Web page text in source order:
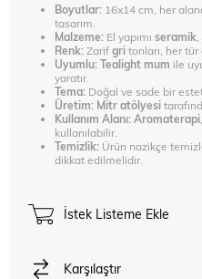
Boyutlar: 16x14 cm, her
tasarım.
Malzeme: El yapımı seramik
Renk:Zarifgritonları, her
Uyumlu:Tealight mum ile
yaratır.
Tema: Doğal ve sade bir
Üretim: Mitr atölyesi
Kullanım Alanı:Aromaterapi
kullanılabilir.
Temizlik: Ürün nazikçe
dikkat edilmelidir.
İstek Listeme Ekle
Karşılaştır